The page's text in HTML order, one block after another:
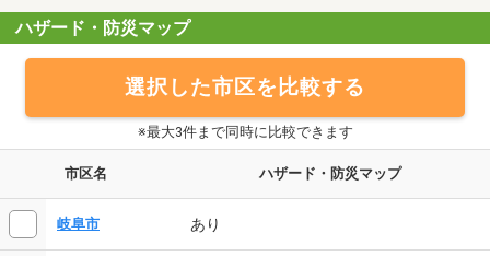
ハザード・防災マップ
選択した市区を比較する
※最大3件まで同時に比較できます
市区名 ハザード・防災マップ
岐阜市 あり